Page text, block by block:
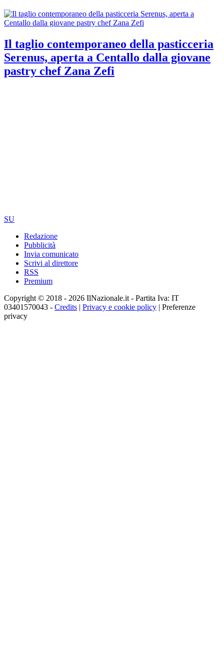
Il taglio contemporaneo della pasticceria
Serenus, aperta a Centallo dalla giovane
pastry chef Zana Zefi
SU
Redazione
Pubblicità
Invia comunicato
Scrivi al direttore
RSS
Premium
Copyright © 2018 - 2026 IlNazionale.it - Partita Iva: IT
03401570043 - Credits | Privacy e cookie policy | Preferenze
privacy